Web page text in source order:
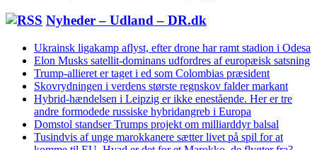
Nyheder – Udland – DR.dk
Ukrainsk ligakamp aflyst, efter drone har ramt stadion i Odesa
Elon Musks satellit-dominans udfordres af europæisk satsning
Trump-allieret er taget i ed som Colombias præsident
Skovrydningen i verdens største regnskov falder markant
Hybrid-hændelsen i Leipzig er ikke enestående. Her er tre
andre formodede russiske hybridangreb i Europa
Domstol standser Trumps projekt om milliarddyr balsal
Tusindvis af unge marokkanere sætter livet på spil for at